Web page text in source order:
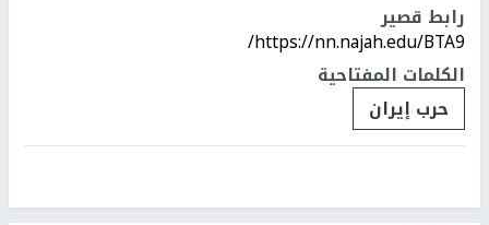
رابط قصير
https://nn.najah.edu/BTA9/
الكلمات المفتاحية
حرب إيران